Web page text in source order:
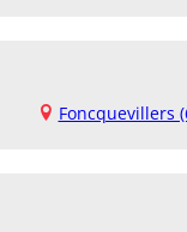
Foncquevillers